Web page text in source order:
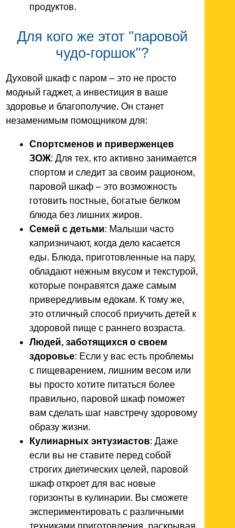
продуктов.
Для кого же этот "паровой
чудо-горшок"?
Духовой шкаф с паром – это не просто
модный гаджет, а инвестиция в ваше
здоровье и благополучие. Он станет
незаменимым помощником для:
Спортсменов и приверженцев
ЗОЖ: Для тех, кто активно занимается
спортом и следит за своим рационом,
паровой шкаф – это возможность
готовить постные, богатые белком
блюда без лишних жиров.
Семей с детьми: Малыши часто
капризничают, когда дело касается
еды. Блюда, приготовленные на пару,
обладают нежным вкусом и текстурой,
которые понравятся даже самым
привередливым едокам. К тому же,
это отличный способ приучить детей к
здоровой пище с раннего возраста.
Людей, заботящихся о своем
здоровье: Если у вас есть проблемы
с пищеварением, лишним весом или
вы просто хотите питаться более
правильно, паровой шкаф поможет
вам сделать шаг навстречу здоровому
образу жизни.
Кулинарных энтузиастов: Даже
если вы не ставите перед собой
строгих диетических целей, паровой
шкаф откроет для вас новые
горизонты в кулинарии. Вы сможете
экспериментировать с различными